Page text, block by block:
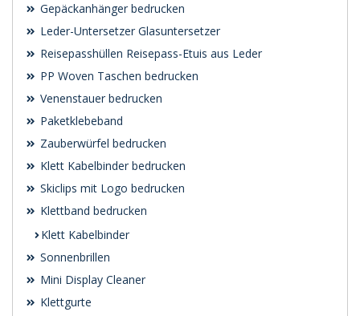
Gepäckanhänger bedrucken
Leder-Untersetzer Glasuntersetzer
Reisepasshüllen Reisepass-Etuis aus Leder
PP Woven Taschen bedrucken
Venenstauer bedrucken
Paketklebeband
Zauberwürfel bedrucken
Klett Kabelbinder bedrucken
Skiclips mit Logo bedrucken
Klettband bedrucken
Klett Kabelbinder
Sonnenbrillen
Mini Display Cleaner
Klettgurte